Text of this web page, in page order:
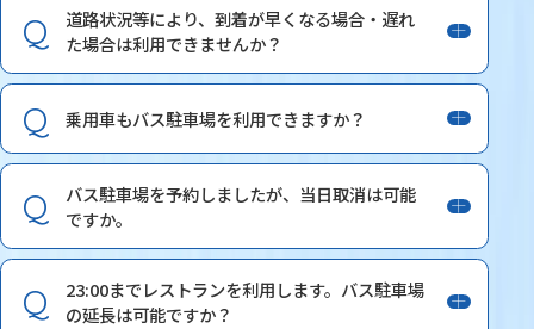
道路状況等により、到着が早くなる場合・遅れ
た場合は利用できませんか？
乗用車もバス駐車場を利用できますか？
バス駐車場を予約しましたが、当日取消は可能
ですか。
23:00までレストランを利用します。バス駐車場
の延長は可能ですか？